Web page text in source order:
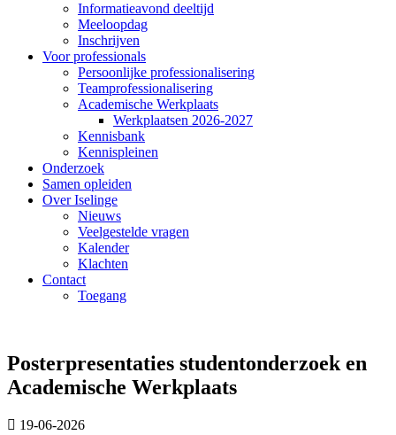
Informatieavond deeltijd
Meeloopdag
Inschrijven
Voor professionals
Persoonlijke professionalisering
Teamprofessionalisering
Academische Werkplaats
Werkplaatsen 2026-2027
Kennisbank
Kennispleinen
Onderzoek
Samen opleiden
Over Iselinge
Nieuws
Veelgestelde vragen
Kalender
Klachten
Contact
Toegang
Posterpresentaties studentonderzoek en
Academische Werkplaats
19-06-2026